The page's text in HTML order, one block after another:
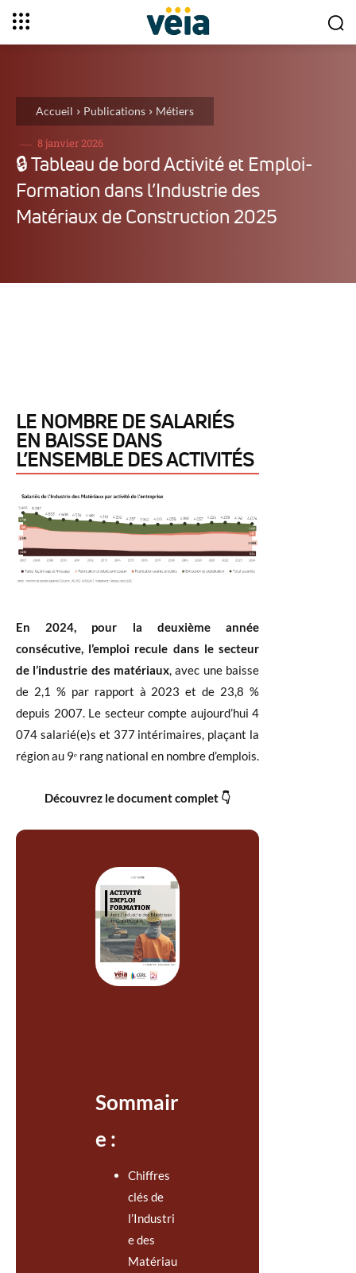
Accueil Publications Métiers
8 janvier 2026
🔒︎ Tableau de bord Activité et Emploi-
Formation dans l’Industrie des
Matériaux de Construction 2025
LE NOMBRE DE SALARIÉS
EN BAISSE DANS
L’ENSEMBLE DES ACTIVITÉS
En 2024, pour la deuxième année
consécutive, l’emploi recule dans le secteur
de l’industrie des matériaux, avec une baisse
de 2,1 % par rapport à 2023 et de 23,8 %
depuis 2007. Le secteur compte aujourd’hui 4
074 salarié(e)s et 377 intérimaires, plaçant la
région au 9ᵉ rang national en nombre d’emplois.
Découvrez le document complet 👇
Sommair
e :
Chiffres
clés de
l’Industri
e des
Matériau